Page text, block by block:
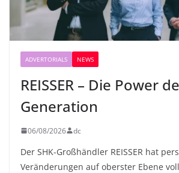
ADVERTORIALS NEWS
REISSER – Die Power
Generation
06/08/2026 dc
Der SHK-Großhändler REISSER hat
Veränderungen auf oberster Ebene